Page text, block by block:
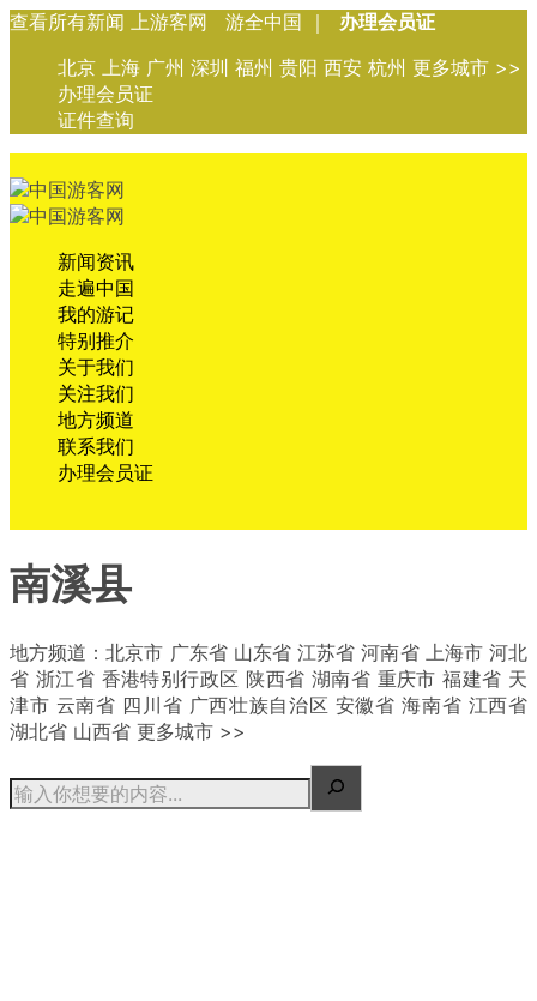
查看所有新闻 上游客网 游全中国 ｜
办理会员证
北京 上海 广州 深圳 福州 贵阳 西安 杭州 更多城市 >>
办理会员证
证件查询
新闻资讯
走遍中国
我的游记
特别推介
关于我们
关注我们
地方频道
联系我们
办理会员证
南溪县
地方频道：北京市 广东省 山东省 江苏省 河南省 上海市 河北
省 浙江省 香港特别行政区 陕西省 湖南省 重庆市 福建省 天
津市 云南省 四川省 广西壮族自治区 安徽省 海南省 江西省
湖北省 山西省 更多城市 >>